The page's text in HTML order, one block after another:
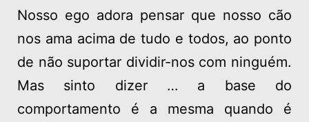
Nosso ego adora pensar que nosso cão
nos ama acima de tudo e todos, ao ponto
de não suportar dividir-nos com ninguém.
Mas sinto dizer … a base do
comportamento é a mesma quando é